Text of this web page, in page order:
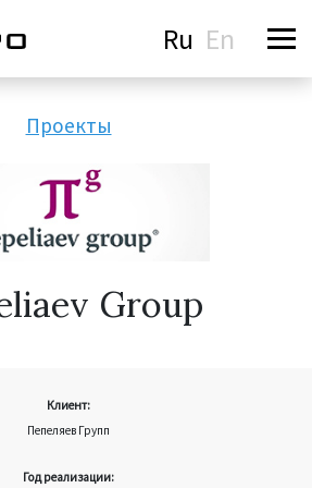
Ru En
Проекты
Group
Клиент:
Пепеляев Групп
Год реализации: